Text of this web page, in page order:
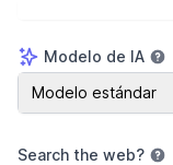
Modelo de IA
Modelo de IA
Modelo estándar
Search the web?